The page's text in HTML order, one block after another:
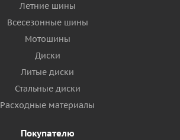
Летние шины
Всесезонные шины
Мотошины
Диски
Литые диски
Стальные диски
Расходные материалы
Покупателю